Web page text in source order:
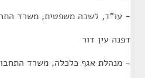
- עו"ד, לשכה משפטית, משרד
דפנה עין דור
- מנהלת אגף כלכלה, משרד